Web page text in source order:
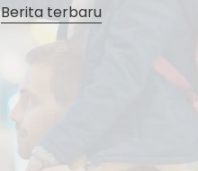
Berita terbaru